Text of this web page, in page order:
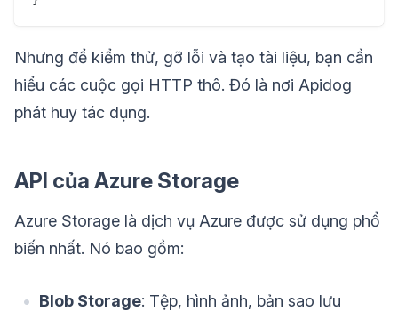
Nhưng để kiểm thử, gỡ lỗi và tạo tài liệu, bạn cần
hiểu các cuộc gọi HTTP thô. Đó là nơi Apidog
phát huy tác dụng.
API của Azure Storage
Azure Storage là dịch vụ Azure được sử dụng phổ
biến nhất. Nó bao gồm:
Blob Storage: Tệp, hình ảnh, bản sao lưu